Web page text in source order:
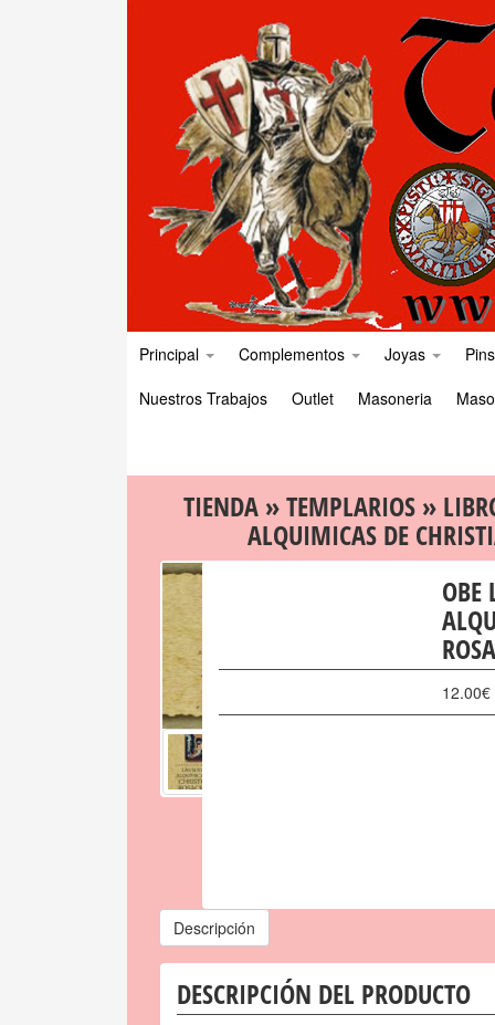
Principal Complementos Joyas
Pins
Nuestros Trabajos
Outlet Masoneria
TIENDA »TEMPLARIOS »
ALQUIMICAS DE
OBE
12.00€
Descripción
DESCRIPCIÓN DEL PRODUCTO